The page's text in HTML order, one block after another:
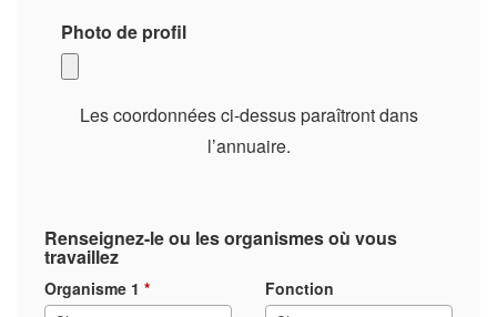
Photo de profil
Les coordonnées ci-dessus paraîtront dans
l’annuaire.
Renseignez-le ou les organismes où vous
travaillez
Organisme 1 *
Fonction